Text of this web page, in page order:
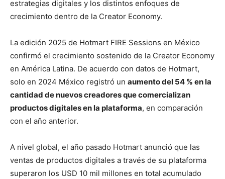
estrategias digitales y los distintos enfoques de
crecimiento dentro de la Creator Economy.
La edición 2025 de Hotmart FIRE Sessions en México
confirmó el crecimiento sostenido de la Creator Economy
en América Latina. De acuerdo con datos de Hotmart,
solo en 2024 México registró un aumento del 54 % en la
cantidad de nuevos creadores que comercializan
productos digitales en la plataforma, en comparación
con el año anterior.
A nivel global, el año pasado Hotmart anunció que las
ventas de productos digitales a través de su plataforma
superaron los USD 10 mil millones en total acumulado